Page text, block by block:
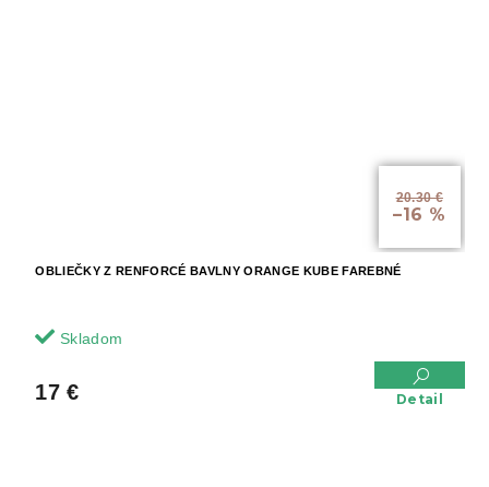
20.30 €
–16 %
OBLIEČKY Z RENFORCÉ BAVLNY ORANGE KUBE FAREBNÉ
Skladom
17 € Detail